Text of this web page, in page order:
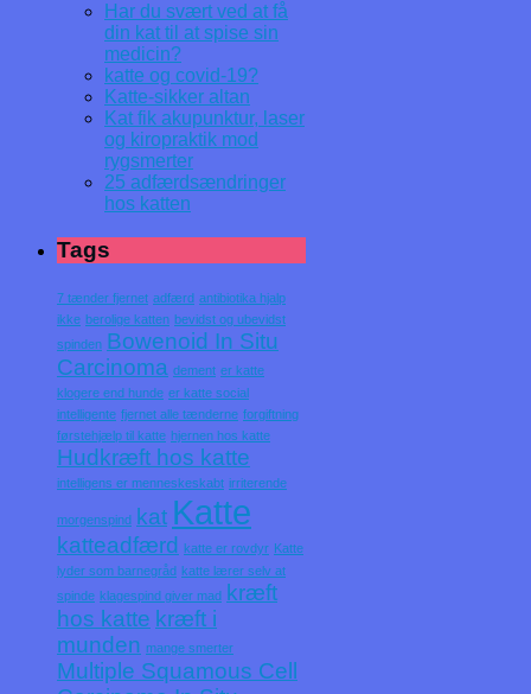
Har du svært ved at få
din kat til at spise sin
medicin?
katte og covid-19?
Katte-sikker altan
Kat fik akupunktur, laser
og kiropraktik mod
rygsmerter
25 adfærdsændringer
hos katten
Tags
7 tænder fjernet adfærd antibiotika hjalp
ikke berolige katten bevidst og ubevidst
spinden Bowenoid In Situ
Carcinoma dement er katte
klogere end hunde er katte social
intelligente fjernet alle tænderne forgiftning
førstehjælp til katte hjernen hos katte
Hudkræft hos katte
intelligens er menneskeskabt irriterende
morgenspind kat Katte
katteadfærd katte er rovdyr Katte
lyder som barnegråd katte lærer selv at
spinde klagespind giver mad kræft
hos katte kræft i
munden mange smerter
Multiple Squamous Cell